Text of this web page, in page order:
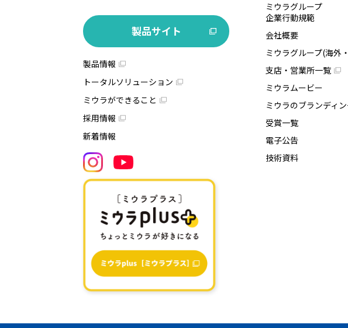
製品サイト
製品情報
トータルソリューション
ミウラができること
採用情報
新着情報
ミウラグループ
企業行動規範
会社概要
ミウラグループ(海外
支店・営業所一覧
ミウラムービー
ミウラのブランディ
受賞一覧
電子公告
技術資料